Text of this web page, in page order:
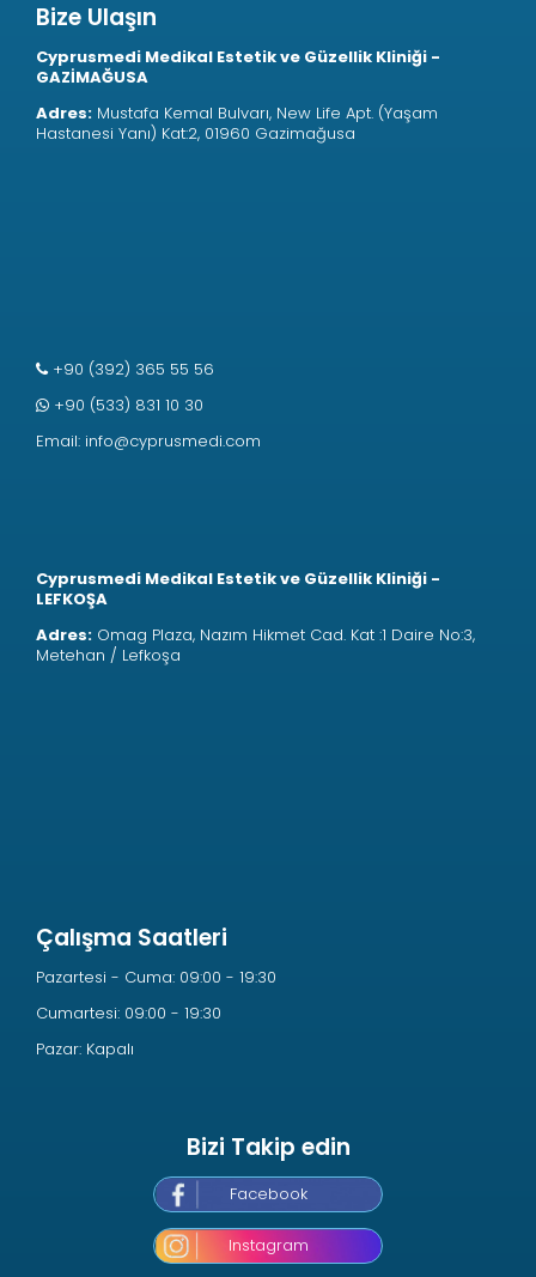
Bize Ulaşın
Cyprusmedi Medikal Estetik ve Güzellik Kliniği -
GAZİMAĞUSA
Adres: Mustafa Kemal Bulvarı, New Life Apt. (Yaşam
Hastanesi Yanı) Kat:2, 01960 Gazimağusa
+90 (392) 365 55 56
+90 (533) 831 10 30
Email: info@cyprusmedi.com
Cyprusmedi Medikal Estetik ve Güzellik Kliniği -
LEFKOŞA
Adres: Omag Plaza, Nazım Hikmet Cad. Kat :1 Daire No:3,
Metehan / Lefkoşa
Çalışma Saatleri
Pazartesi - Cuma: 09:00 - 19:30
Cumartesi: 09:00 - 19:30
Pazar: Kapalı
Bizi Takip edin
Facebook
Instagram